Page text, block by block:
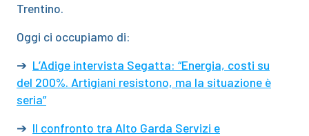
Trentino.
Oggi ci occupiamo di:
➔ L’Adige intervista Segatta: “Energia, costi su
del 200%. Artigiani resistono, ma la situazione è
seria”
➔ Il confronto tra Alto Garda Servizi e